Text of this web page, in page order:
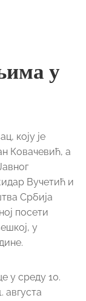
у
коју је
Ковачевић, а
Вучетић и
Србија
посети
у
у среду 10.
августа